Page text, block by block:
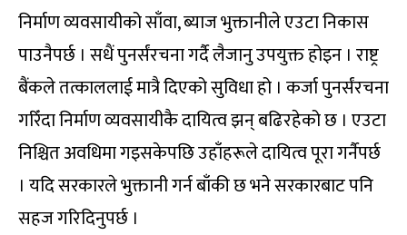
निर्माण व्यवसायीको साँवा, ब्याज भुक्तानीले एउटा निकास
पाउनैपर्छ । सधैं पुनर्संरचना गर्दै लैजानु उपयुक्त होइन । राष्ट्र
बैंकले तत्काललाई मात्रै दिएको सुविधा हो । कर्जा पुनर्संरचना
गरिँदा निर्माण व्यवसायीकै दायित्व झन् बढिरहेको छ । एउटा
निश्चित अवधिमा गइसकेपछि उहाँहरूले दायित्व पूरा गर्नैपर्छ
। यदि सरकारले भुक्तानी गर्न बाँकी छ भने सरकारबाट पनि
सहज गरिदिनुपर्छ ।